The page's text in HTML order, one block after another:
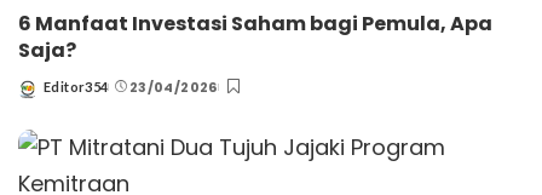
6 Manfaat Investasi Saham bagi Pemula, Apa
Saja?
Posted
Editor354 23/04/2026